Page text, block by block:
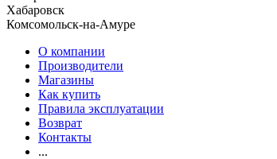
Хабаровск
Комсомольск-на-Амуре
О компании
Производители
Магазины
Как купить
Правила эксплуатации
Возврат
Контакты
...